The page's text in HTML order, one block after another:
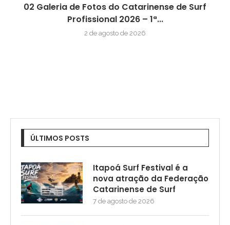
02 Galeria de Fotos do Catarinense de Surf
Profissional 2026 – 1ª...
2 de agosto de 2026
ÚLTIMOS POSTS
Itapoá Surf Festival é a
nova atração da Federação
Catarinense de Surf
7 de agosto de 2026